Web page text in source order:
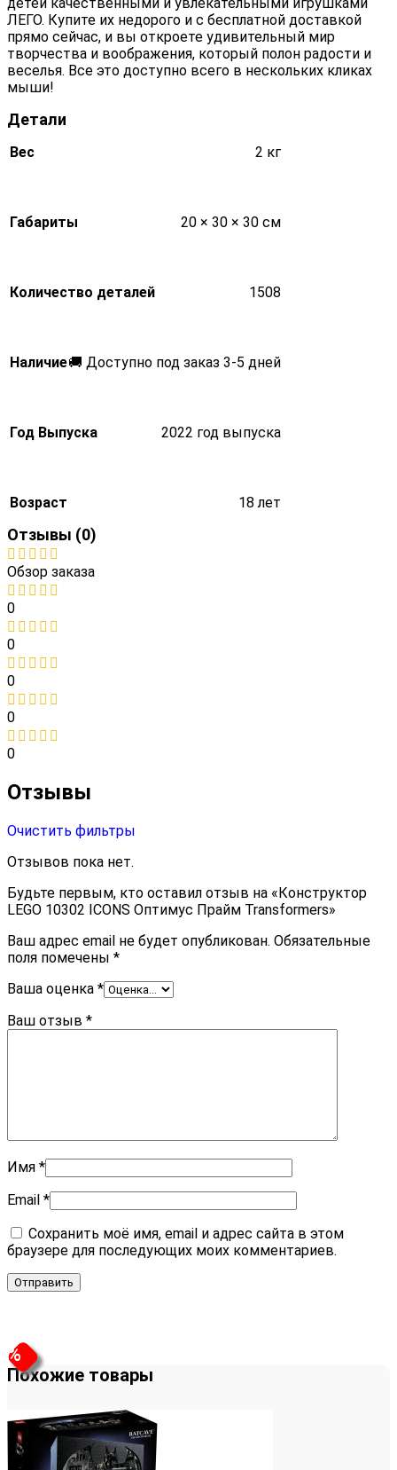
ЛЕГО. Купите их недорого и с бесплатной доставкой
прямо сейчас, и вы откроете удивительный мир
творчества и воображения, который полон радости и
веселья. Все это доступно всего в нескольких кликах
мыши!
Детали
Вес 2 кг
Габариты 20 × 30 × 30 см
Количество деталей 1508
Наличие🚚 Доступно под заказ 3-5 дней
Год Выпуска 2022 год выпуска
Возраст 18 лет
Отзывы (0)
Обзор заказа
0
0
0
0
0
Отзывы
Очистить фильтры
Отзывов пока нет.
Будьте первым, кто оставил отзыв на «Конструктор
LEGO 10302 ICONS Оптимус Прайм Transformers»
Ваш адрес email не будет опубликован. Обязательные
поля помечены *
Ваша оценка *
Ваш отзыв *
Имя *
Email *
Сохранить моё имя, email и адрес сайта в этом
браузере для последующих моих комментариев.
Похожие товары
%
%